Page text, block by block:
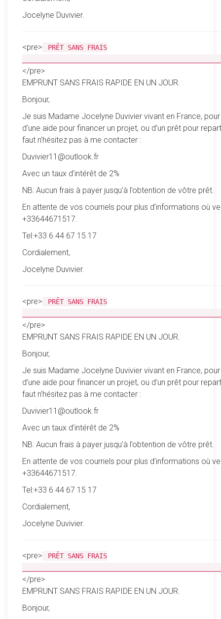
Jocelyne Duvivier.
<pre>
PRÊT SANS FRAIS
</pre>
EMPRUNT SANS FRAIS RAPIDE EN UN JOUR.
Bonjour,
Je suis Madame Jocelyne Duvivier vivant en France,
d’une aide pour financer un projet, ou d’un prêt pour
faut n’hésitez pas à me contacter :
Duvivier11@outlook.fr
Avec un taux d’intérêt de 2%
NB: Aucun frais à payer jusqu’à l’obtention de vôtre prêt.
En attente de vos courriels pour plus d’informations où
+33644671517.
Tel:+33 6 44 67 15 17
Cordialement,
Jocelyne Duvivier.
<pre>
PRÊT SANS FRAIS
</pre>
EMPRUNT SANS FRAIS RAPIDE EN UN JOUR.
Bonjour,
Je suis Madame Jocelyne Duvivier vivant en France,
d’une aide pour financer un projet, ou d’un prêt pour
faut n’hésitez pas à me contacter :
Duvivier11@outlook.fr
Avec un taux d’intérêt de 2%
NB: Aucun frais à payer jusqu’à l’obtention de vôtre prêt.
En attente de vos courriels pour plus d’informations où
+33644671517.
Tel:+33 6 44 67 15 17
Cordialement,
Jocelyne Duvivier.
<pre>
PRÊT SANS FRAIS
</pre>
EMPRUNT SANS FRAIS RAPIDE EN UN JOUR.
Bonjour,